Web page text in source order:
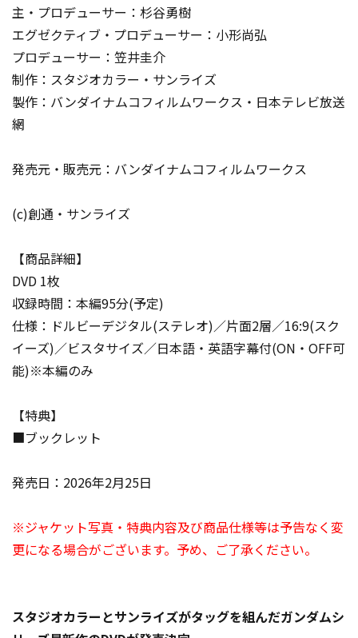
主・プロデューサー：杉谷勇樹
エグゼクティブ・プロデューサー：小形尚弘
プロデューサー：笠井圭介
制作：スタジオカラー・サンライズ
製作：バンダイナムコフィルムワークス・日本テレビ放送
網
発売元・販売元：バンダイナムコフィルムワークス
(c)創通・サンライズ
【商品詳細】
DVD 1枚
収録時間：本編95分(予定)
仕様：ドルビーデジタル(ステレオ)／片面2層／16:9(スク
イーズ)／ビスタサイズ／日本語・英語字幕付(ON・OFF可
能)※本編のみ
【特典】
■ブックレット
発売日：2026年2月25日
※ジャケット写真・特典内容及び商品仕様等は予告なく変
更になる場合がございます。予め、ご了承ください。
スタジオカラーとサンライズがタッグを組んだガンダムシ